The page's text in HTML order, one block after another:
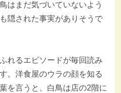
はまだ気づいていないよう
隠された事実がありそうで
れるエピソードが毎回読み
。洋食屋のウラの顔を知る
を言うと、白鳥は店の2階に